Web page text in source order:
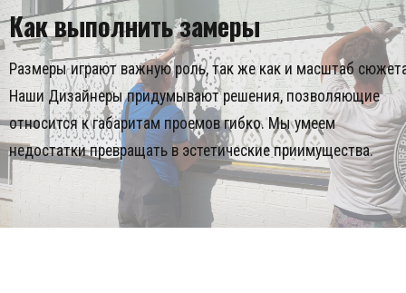
Как выполнить замеры
Размеры играют важную роль, так же как и масштаб
Наши Дизайнеры придумывают решения, позволяющие
относится к габаритам проемов гибко. Мы умеем
недостатки превращать в эстетические приимущества.